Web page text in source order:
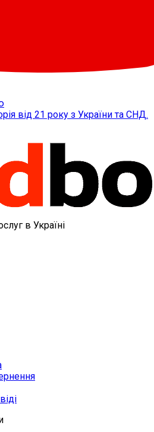
від 21 року з України та СНД.
в Україні